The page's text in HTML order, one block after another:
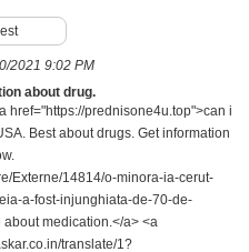
2021 9:02 PM
about drug.
href="https://prednisone4u.top">can i
Best about drugs. Get information
Externe/14814/o-minora-ia-cerut-
a-fost-injunghiata-de-70-de-
medication.</a> <a
translate/1?